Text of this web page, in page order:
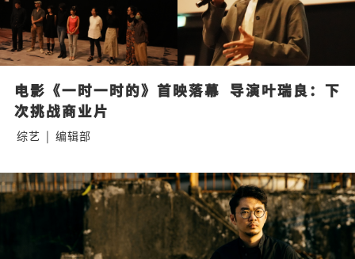
电影《一时一时的》首映落幕  导演叶瑞良：下
次挑战商业片
综艺 | 编辑部